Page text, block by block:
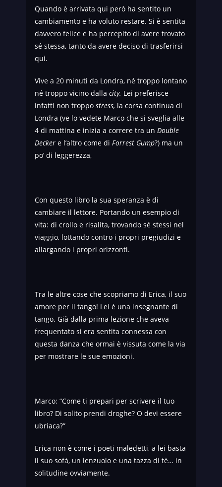
Quando è arrivata qui però ha sentito un
cambiamento e ha voluto restare. Si è sentita
davvero felice e ha percepito di avere trovato
sé stessa, tanto da avere deciso di trasferirsi
qui.
Vive a 20 minuti da Londra, né troppo lontano
né troppo vicino dalla city. Lei preferisce
infatti non troppo stress, la corsa continua di
Londra (ve lo vedete Marco che si sveglia alle
4 di mattina e inizia a correre tra un Double
Decker e l’altro come di Forrest Gump?) ma un
po’ di leggerezza,
Con questo libro la sua speranza è di
cambiare il lettore. Portando un esempio di
vita: di crollo e risalita, trovando sé stessi nel
viaggio, lottando contro i propri pregiudizi e
allargando i propri orizzonti.
Tra le altre cose che scopriamo di Erica, il suo
amore per il tango! Lei è una insegnante di
tango. Già dalla prima lezione che aveva
frequentato si era sentita connessa con
questa danza che ormai è vissuta come la via
per mostrare le sue emozioni.
Marco: “Come ti prepari per scrivere il tuo
libro? Di solito prendi droghe? O devi essere
ubriaca?”
Erica non è come i poeti maledetti, a lei basta
il suo sofà, un lenzuolo e una tazza di tè… in
solitudine ovviamente.